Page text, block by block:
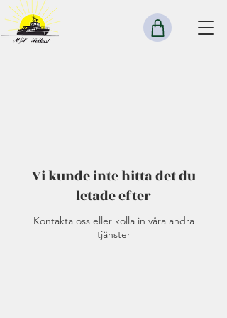
Vi kunde inte hitta det du
letade efter
Kontakta oss eller kolla in våra andra
tjänster